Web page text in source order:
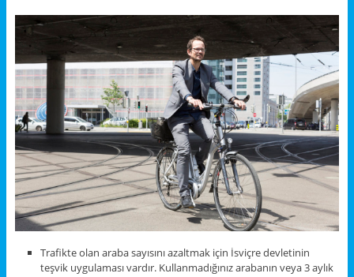
Trafikte olan araba sayısını azaltmak için İsviçre devletinin
teşvik uygulaması vardır. Kullanmadığınız arabanın veya 3 aylık